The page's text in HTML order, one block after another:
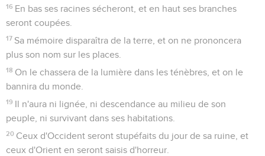
16 En bas ses racines sécheront, et en haut ses branches
seront coupées.
17 Sa mémoire disparaîtra de la terre, et on ne prononcera
plus son nom sur les places.
18 On le chassera de la lumière dans les ténèbres, et on le
bannira du monde.
19 Il n'aura ni lignée, ni descendance au milieu de son
peuple, ni survivant dans ses habitations.
20 Ceux d'Occident seront stupéfaits du jour de sa ruine, et
ceux d'Orient en seront saisis d'horreur.